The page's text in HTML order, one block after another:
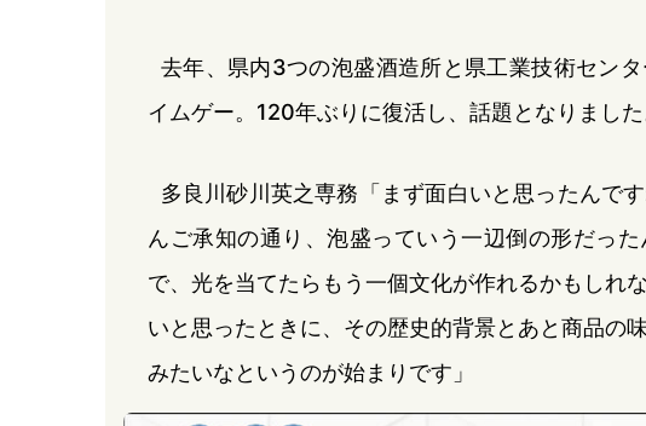
去年、県内3つの泡盛酒造所と県工業技術セン
イムゲー。120年ぶりに復活し、話題となりました
多良川砂川英之専務「まず面白いと思ったんで
んご承知の通り、泡盛っていう一辺倒の形だっ
で、光を当てたらもう一個文化が作れるかもしれ
いと思ったときに、その歴史的背景とあと商品の
みたいなというのが始まりです」